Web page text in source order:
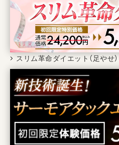
スリム革命ダイエット（足やせ）